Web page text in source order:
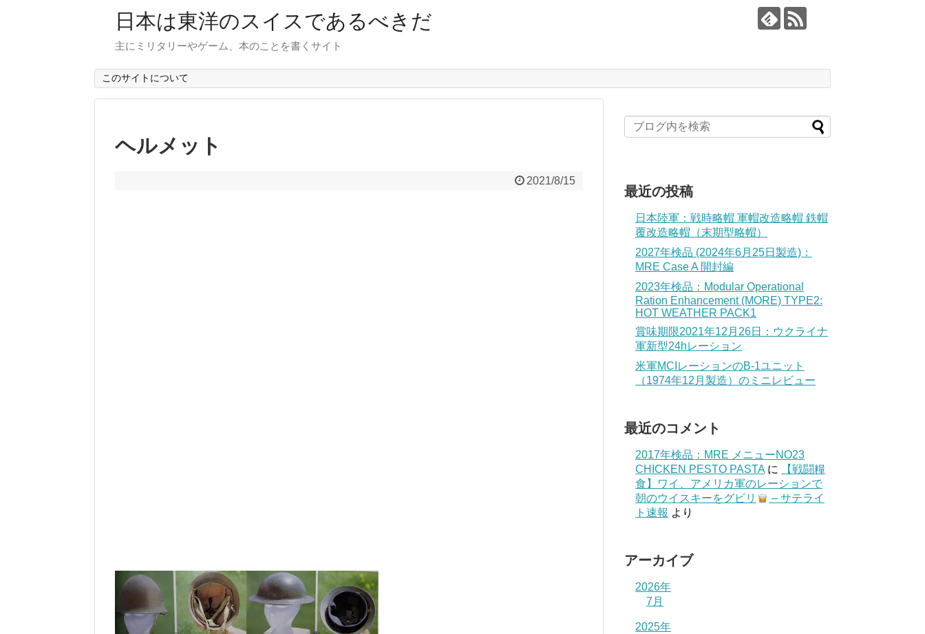
日本は東洋のスイスであるべきだ
主にミリタリーやゲーム、本のことを書くサイト
このサイトについて
ヘルメット
2021/8/15
最近の投稿
日本陸軍：戦時略帽 軍帽改造略帽 鉄帽
覆改造略帽（末期型略帽）
2027年検品 (2024年6月25日製造)：
MRE Case A 開封編
2023年検品：Modular Operational
Ration Enhancement (MORE) TYPE2:
HOT WEATHER PACK1
賞味期限2021年12月26日：ウクライナ
軍新型24hレーション
米軍MCIレーションのB-1ユニット
（1974年12月製造）のミニレビュー
最近のコメント
2017年検品：MRE メニューNO23
CHICKEN PESTO PASTA に
【戦闘糧
食】ワイ、アメリカ軍のレーションで
朝のウイスキーをグビリ
– サテライ
ト速報 より
アーカイブ
2026年
7月
2025年